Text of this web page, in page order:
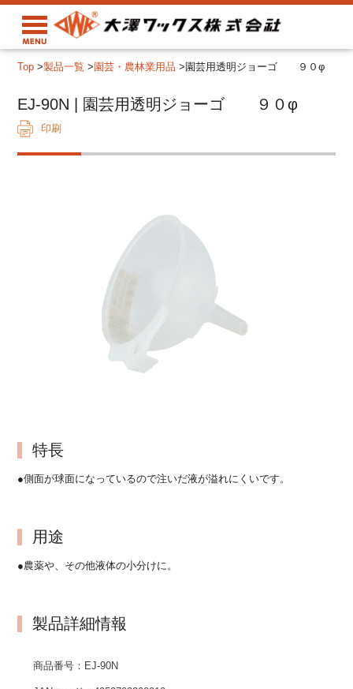
Top >製品一覧 >園芸・農林業用品 >園芸用透明ジョーゴ ９０φ
EJ-90N | 園芸用透明ジョーゴ ９０φ
印刷
特長
●側面が球面になっているので注いだ液が溢れにくいです。
用途
●農薬や、その他液体の小分けに。
製品詳細情報
商品番号： EJ-90N